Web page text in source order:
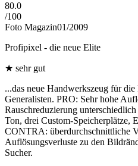
80.0
/100
Foto Magazin01/2009
Profipixel - die neue Elite
★ sehr gut
...das neue Handwerkszeug für
Generalisten. PRO: Sehr hohe
Rauschreduzierung
Ton, drei Custom-Speicherplätze,
CONTRA: überdurchschnittliche
Auflösungsverluste zu den
Sucher.